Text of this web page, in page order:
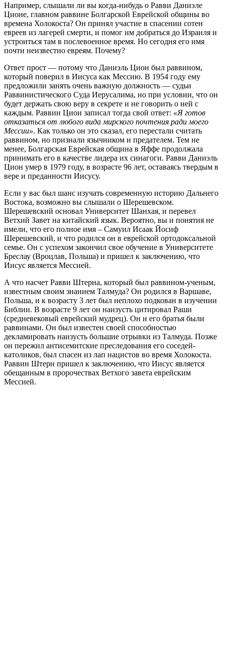
Например, слышали ли вы когда-нибудь о Равви Даниэле
Ционе, главном раввине Болгарской Еврейской общины во
времена Холокоста? Он принял участие в спасении сотен
евреев из лагерей смерти, и помог им добраться до Израиля и
устроиться там в послевоенное время. Но сегодня его имя
почти неизвестно евреям. Почему?
Ответ прост — потому что Даниэль Цион был раввином,
который поверил в Иисуса как Мессию. В 1954 году ему
предложили занять очень важную должность — судьи
Раввинистического Суда Иерусалима, но при условии, что он
будет держать свою веру в секрете и не говорить о ней с
каждым. Раввин Цион записал тогда свой ответ: «Я готов
отказаться от любого вида мирского почтения ради моего
Мессии». Как только он это сказал, его перестали считать
раввином, но признали язычником и предателем. Тем не
менее, Болгарская Еврейская община в Яффе продолжала
принимать его в качестве лидера их синагоги. Равви Даниэль
Цион умер в 1979 году, в возрасте 96 лет, оставаясь твердым в
вере и преданности Иисусу.
Если у вас был шанс изучать современную историю Дальнего
Востока, возможно вы слышали о Шерешевском.
Шерешевский основал Университет Шанхая, и перевел
Ветхий Завет на китайский язык. Вероятно, вы и понятия не
имели, что его полное имя – Самуил Исаак Йосиф
Шерешевский, и что родился он в еврейской ортодоксальной
семье. Он с успехом закончил свое обучение в Университете
Бреслау (Вроцлав, Польша) и пришел к заключению, что
Иисус является Мессией.
А что насчет Равви Штерна, который был раввином-ученым,
известным своим знанием Талмуда? Он родился в Варшаве,
Польша, и к возрасту 3 лет был неплохо подкован в изучении
Библии. В возрасте 9 лет он наизусть цитировал Раши
(средневековый еврейский мудрец). Он и его братья были
раввинами. Он был известен своей способностью
декламировать наизусть большие отрывки из Талмуда. Позже
он пережил антисемитские преследования его соседей-
католиков, был спасен из лап нацистов во время Холокоста.
Раввин Штерн пришел к заключению, что Иисус является
обещанным в пророчествах Ветхого завета еврейским
Мессией.